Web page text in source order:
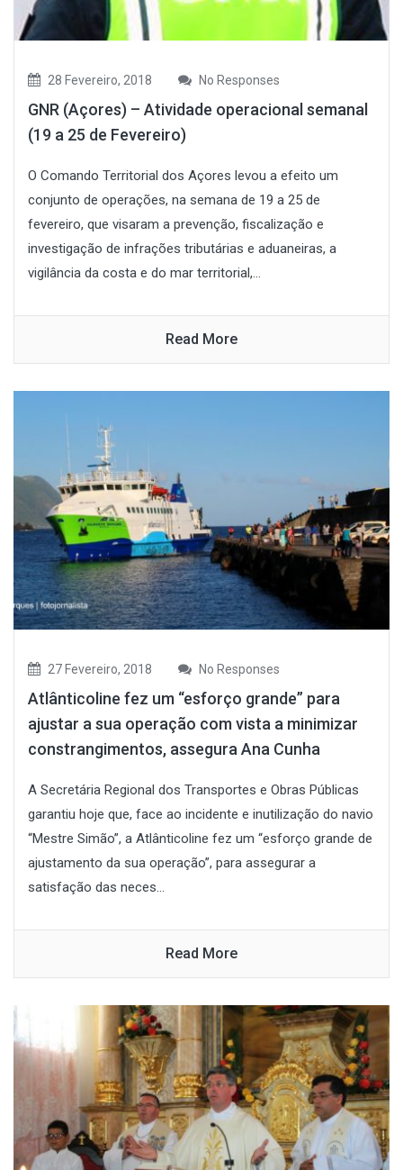
28 Fevereiro, 2018 No Responses
GNR (Açores) – Atividade operacional semanal
(19 a 25 de Fevereiro)
O Comando Territorial dos Açores levou a efeito um
conjunto de operações, na semana de 19 a 25 de
fevereiro, que visaram a prevenção, fiscalização e
investigação de infrações tributárias e aduaneiras, a
vigilância da costa e do mar territorial,...
Read More
27 Fevereiro, 2018 No Responses
Atlânticoline fez um “esforço grande” para
ajustar a sua operação com vista a minimizar
constrangimentos, assegura Ana Cunha
A Secretária Regional dos Transportes e Obras Públicas
garantiu hoje que, face ao incidente e inutilização do navio
“Mestre Simão”, a Atlânticoline fez um “esforço grande de
ajustamento da sua operação”, para assegurar a
satisfação das neces...
Read More